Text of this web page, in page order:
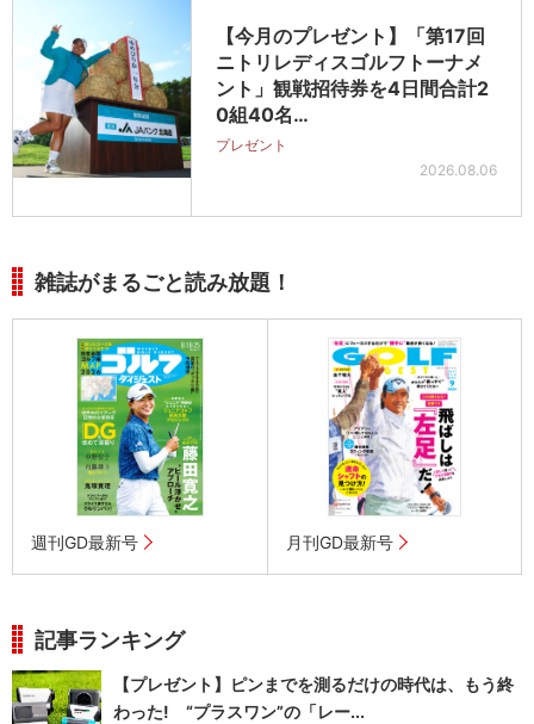
【今月のプレゼント】「第17回
ニトリレディスゴルフトーナメ
ント」観戦招待券を4日間合計2
0組40名…
プレゼント
2026.08.06
雑誌がまるごと読み放題！
週刊GD最新号 月刊GD最新号
記事ランキング
【プレゼント】ピンまでを測るだけの時代は、もう終
わった! “プラスワン”の「レー...